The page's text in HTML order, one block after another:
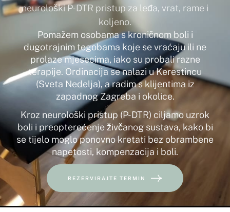
neurološki P-DTR pristup za leđa, vrat, rame i
koljeno.
Pomažem osobama s kroničnom boli i
dugotrajnim tegobama koje se vraćaju ili ne
prolaze mjesecima, iako su probali razne
terapije. Ordinacija se nalazi u Kerestincu
(Sveta Nedelja), a radim s klijentima iz
zapadnog Zagreba i okolice.
Kroz neurološki pristup (P-DTR) ciljamo uzrok
boli i preopterećenje živčanog sustava, kako bi
se tijelo moglo ponovno kretati bez obrambene
napetosti, kompenzacija i boli.
REZERVIRAJTE TERMIN